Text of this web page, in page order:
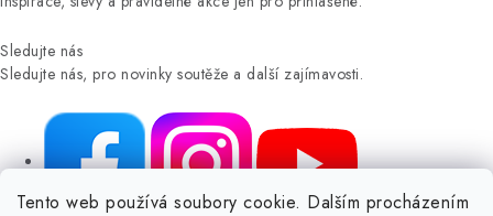
Tento web používá soubory cookie. Dalším procházením
Sledujte nás
Sledujte nás, pro novinky soutěže a další zajímavosti.